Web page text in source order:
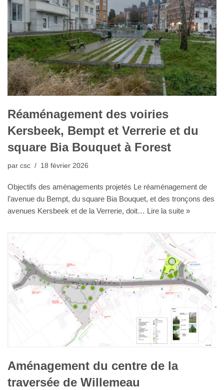
Réaménagement des voiries
Kersbeek, Bempt et Verrerie et du
square Bia Bouquet à Forest
par csc 18 février 2026
Objectifs des aménagements projetés Le réaménagement de
l’avenue du Bempt, du square Bia Bouquet, et des tronçons des
avenues Kersbeek et de la Verrerie, doit… Lire la suite »
Aménagement du centre de la
traversée de Willemeau